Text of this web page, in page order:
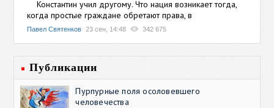
Константин учил другому. Что нация возникает тогда,
когда простые граждане обретают права, в
Павел Святенков 23 сен, 14:48 342 675
Публикации
Пурпурные поля осоловевшего
человечества